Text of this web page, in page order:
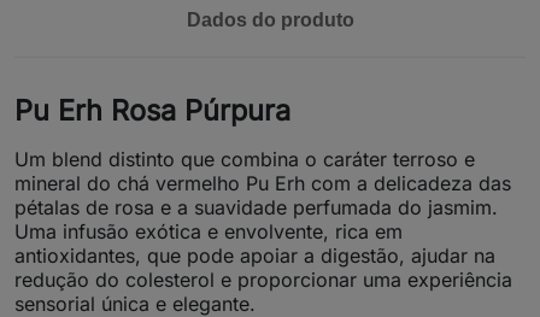
Dados do produto
Pu Erh Rosa Púrpura
Um blend distinto que combina o caráter terroso e
mineral do chá vermelho Pu Erh com a delicadeza das
pétalas de rosa e a suavidade perfumada do jasmim.
Uma infusão exótica e envolvente, rica em
antioxidantes, que pode apoiar a digestão, ajudar na
redução do colesterol e proporcionar uma experiência
sensorial única e elegante.